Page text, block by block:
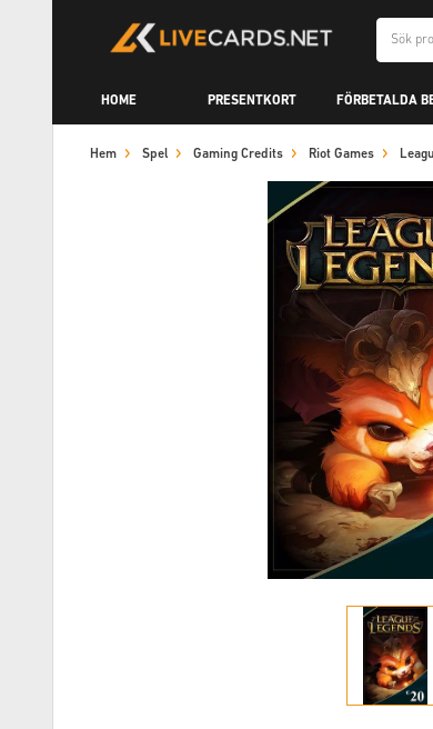
HOME PRESENTKORT FÖRBETALDA
Hem Spel Gaming Credits Riot Games